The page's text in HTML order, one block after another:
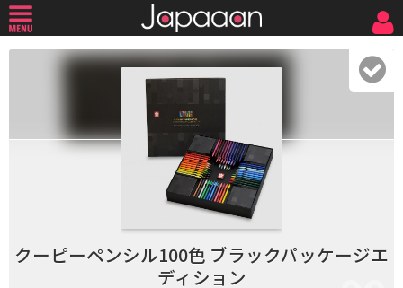
クーピーペンシル100色 ブラックパッケージエ
ディション